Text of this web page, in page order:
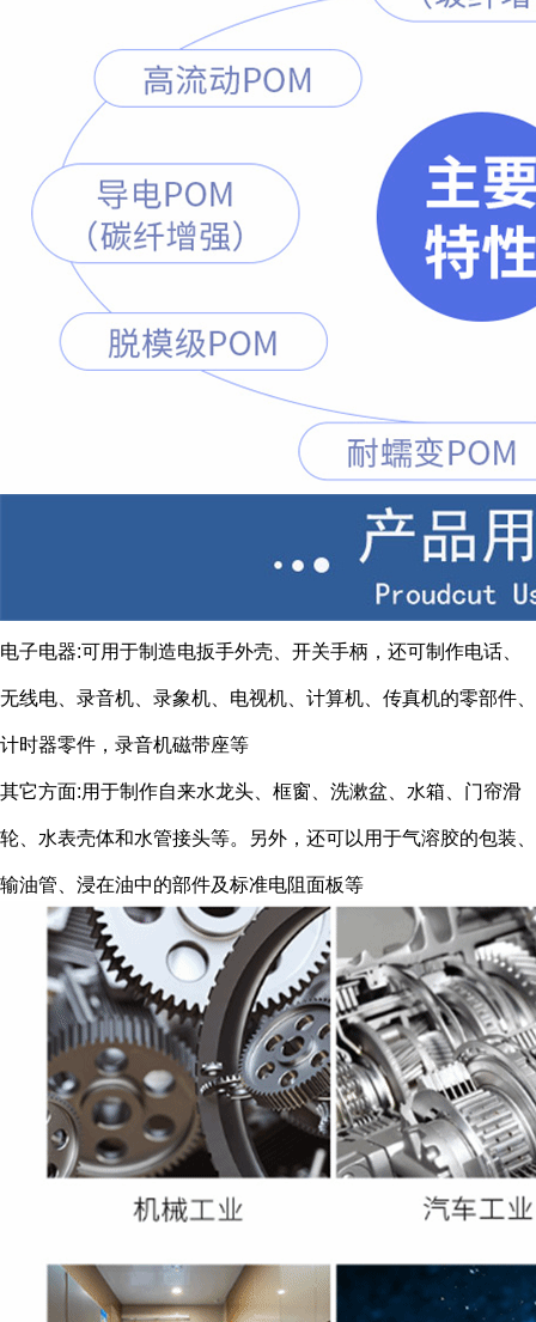
电子电器:可用于制造电扳手外壳、开关手柄，还可制作电话、
无线电、录音机、录象机、电视机、计算机、传真机的零部件、
计时器零件，录音机磁带座等
其它方面:用于制作自来水龙头、框窗、洗漱盆、水箱、门帘滑
轮、水表壳体和水管接头等。另外，还可以用于气溶胶的包装、
输油管、浸在油中的部件及标准电阻面板等